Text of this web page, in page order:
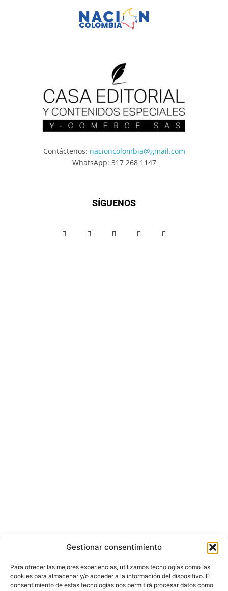
Gestionar consentimiento
Para ofrecer las mejores experiencias, utilizamos tecnologías como las
cookies para almacenar y/o acceder a la información del dispositivo. El
consentimiento de estas tecnologías nos permitirá procesar datos como
Contáctenos: nacioncolombia@gmail.com
WhatsApp: 317 268 1147
SÍGUENOS